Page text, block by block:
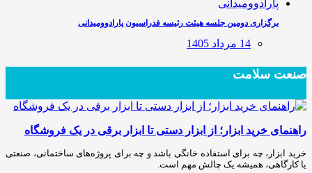
برگزاری دومین جلسه هیئت رئیسه فدراسیون پارادوومیدانی
14 مرداد 1405
صنعت سلامت
راهنمای خرید ابزار؛ از ابزار دستی تا ابزار برقی در یک فروشگاه
خرید ابزار، چه برای استفاده خانگی باشد و چه برای پروژه‌های ساختمانی، صنعتی
یا کارگاهی، همیشه یک چالش مهم است.